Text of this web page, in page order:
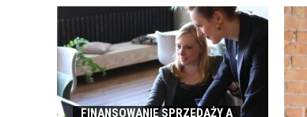
CO ZALICZA SIĘ DO ODZIEŻY
ROBOCZEJ
FINANSOWANIE SPRZEDAŻY A